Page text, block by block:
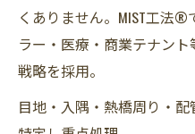
くありません。MIST工法
ラー・医療・商業テナン
戦略を採用。
目地・入隅・熱橋周り・配